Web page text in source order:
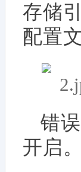
存储
配置
错
开启